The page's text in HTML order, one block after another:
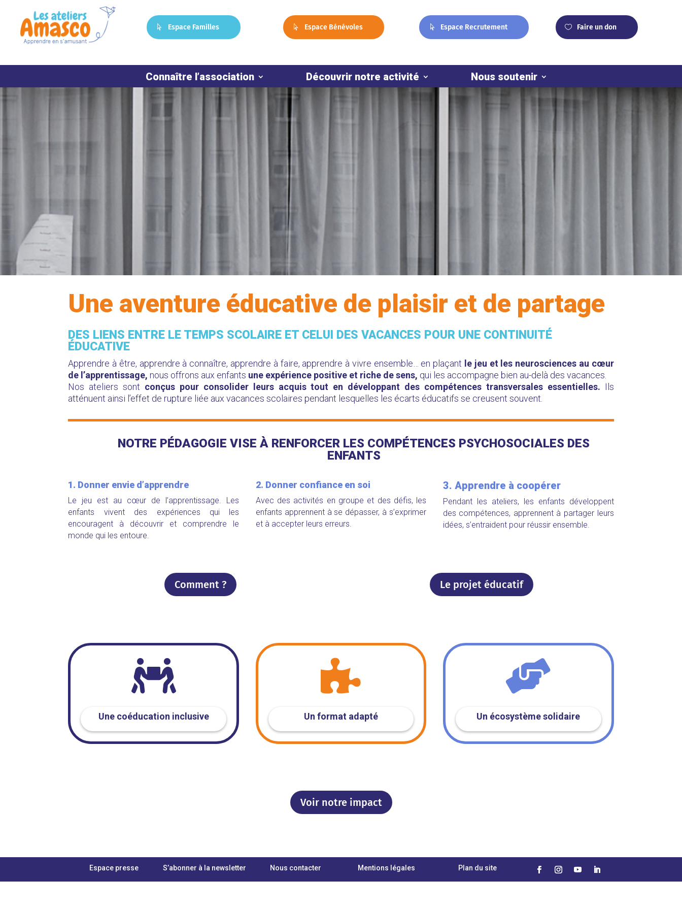
Espace Familles Espace Bénévoles Espace Recrutement Faire un don
Connaître l’association Découvrir notre activité Nous soutenir
Une aventure éducative de plaisir et de partage
DES LIENS ENTRE LE TEMPS SCOLAIRE ET CELUI DES VACANCES POUR UNE CONTINUITÉ
ÉDUCATIVE
Apprendre à être, apprendre à connaître, apprendre à faire, apprendre à vivre ensemble… en plaçant le jeu et les neurosciences au cœur
de l’apprentissage,nous offrons aux enfants une expérience positive et riche de sens, qui les accompagne bien au-delà des vacances.
Nos ateliers sont conçus pour consolider leurs acquis tout en développant des compétences transversales essentielles. Ils
atténuent ainsi l’effet de rupture liée aux vacances scolaires pendant lesquelles les écarts éducatifs se creusent souvent.
NOTRE PÉDAGOGIE VISE À RENFORCER LES COMPÉTENCES PSYCHOSOCIALES DES
ENFANTS
1. Donner envie d’apprendre
Le jeu est au cœur de l’apprentissage. Les
enfants vivent des expériences qui les
encouragent à découvrir et comprendre le
monde qui les entoure.
2. Donner confiance en soi
Avec des activités en groupe et des défis, les
enfants apprennent à se dépasser, à s’exprimer
et à accepter leurs erreurs.
3. Apprendre à coopérer
Pendant les ateliers, les enfants développent
des compétences, apprennent à partager leurs
idées, s’entraident pour réussir ensemble.
Comment ? Le projet éducatif

Une coéducation inclusive

Un format adapté

Un écosystème solidaire
Voir notre impact
Espace presse S’abonner à la newsletter Nous contacter Mentions légales Plan du site